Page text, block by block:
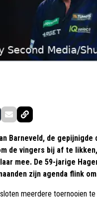
Barneveld, de
de vingers bij af te
mee. De 59-jarige
zijn agenda flink
meerdere toernooien